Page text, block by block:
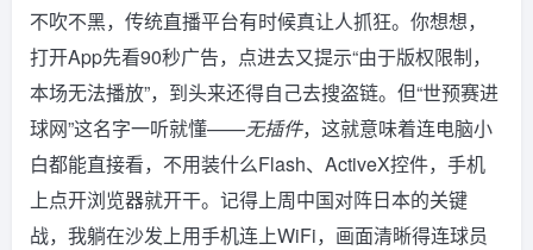
不吹不黑，传统直播平台有时候真让人抓狂。你想想，
打开App先看90秒广告，点进去又提示“由于版权限制，
本场无法播放”，到头来还得自己去搜盗链。但“世预赛进
球网”这名字一听就懂——无插件，这就意味着连电脑小
白都能直接看，不用装什么Flash、ActiveX控件，手机
上点开浏览器就开干。记得上周中国对阵日本的关键
战，我躺在沙发上用手机连上WiFi，画面清晰得连球员